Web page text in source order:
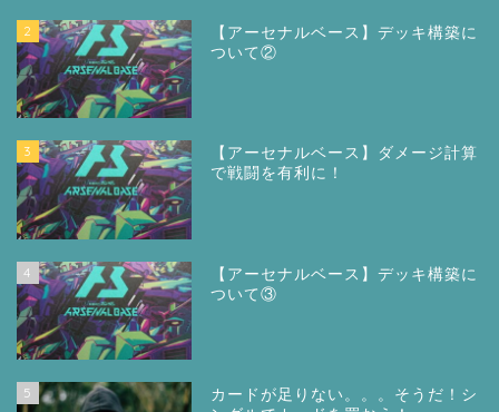
2
【アーセナルベース】デッキ構築に
ついて②
3
【アーセナルベース】ダメージ計算
で戦闘を有利に！
4
【アーセナルベース】デッキ構築に
ついて③
5
カードが足りない。。。そうだ！シ